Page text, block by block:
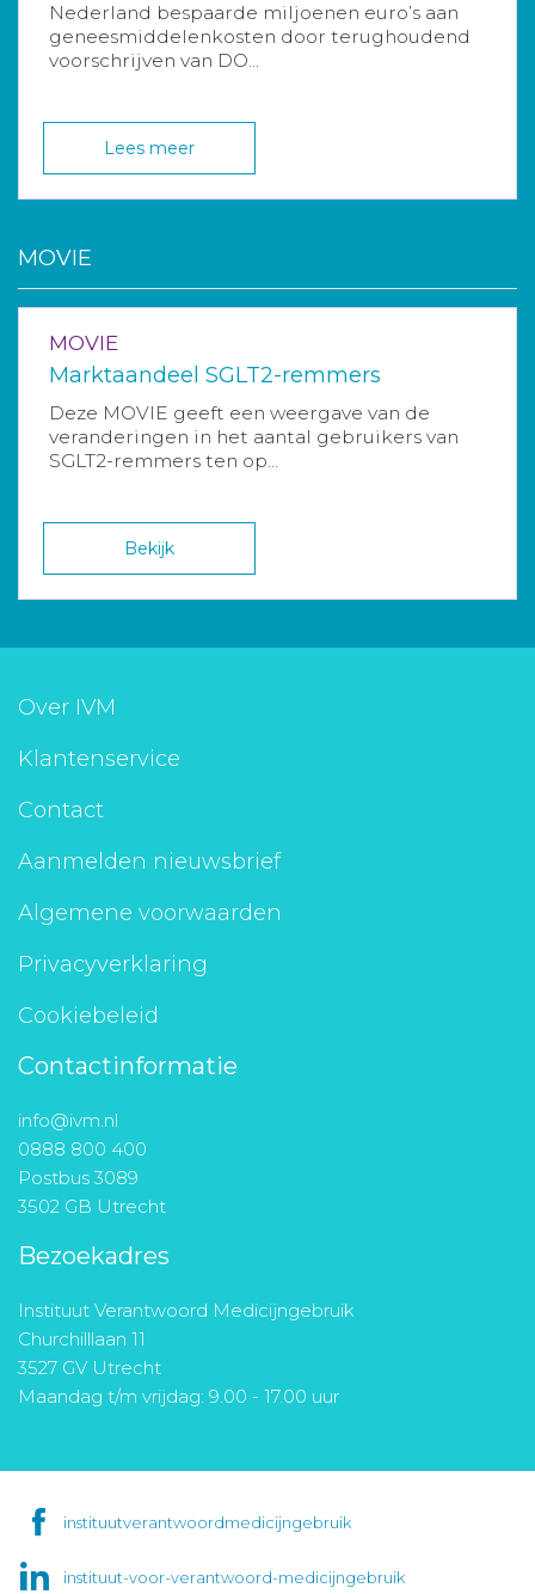
Nederland bespaarde miljoenen euro’s aan
geneesmiddelenkosten door terughoudend
voorschrijven van DO...
Lees meer
MOVIE
MOVIE
Marktaandeel SGLT2-remmers
Deze MOVIE geeft een weergave van de
veranderingen in het aantal gebruikers van
SGLT2-remmers ten op...
Bekijk
Over IVM
Klantenservice
Contact
Aanmelden nieuwsbrief
Algemene voorwaarden
Privacyverklaring
Cookiebeleid
Contactinformatie
info@ivm.nl
0888 800 400
Postbus 3089
3502 GB Utrecht
Bezoekadres
Instituut Verantwoord Medicijngebruik
Churchilllaan 11
3527 GV Utrecht
Maandag t/m vrijdag: 9.00 - 17.00 uur
instituutverantwoordmedicijngebruik
instituut-voor-verantwoord-medicijngebruik